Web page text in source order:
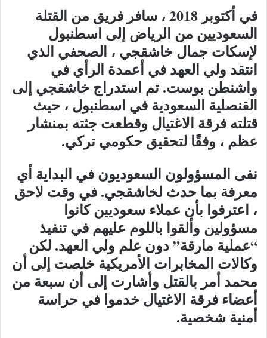
في أكتوبر 2018 ، سافر فريق من القتلة
السعوديين من الرياض إلى اسطنبول
لإسكات جمال خاشقجي ، الصحفي الذي
انتقد ولي العهد في أعمدة الرأي في
واشنطن بوست. تم استدراج خاشقجي إلى
القنصلية السعودية في اسطنبول ، حيث
قتلته فرقة الاغتيال وقطعت جثته بمنشار
عظم ، وفقًا لتحقيق حكومي تركي.
نفى المسؤولون السعوديون في البداية أي
معرفة بما حدث لخاشقجي. في وقت لاحق
، اعترفوا بأن عملاء سعوديين كانوا
مسؤولين وألقوا باللوم عليهم في تنفيذ
“عملية مارقة” دون علم ولي العهد. لكن
وكالات المخابرات الأمريكية خلصت إلى أن
محمد أمر بالقتل وأشارت إلى أن سبعة من
أعضاء فرقة الاغتيال خدموا في حراسة
أمنية شخصية.